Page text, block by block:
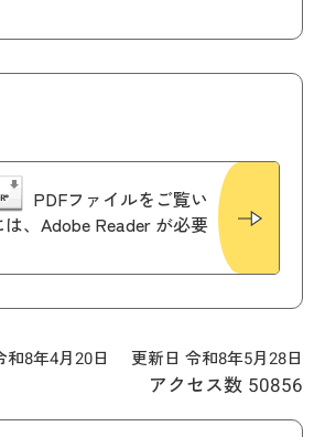
PDFファイルをご覧い
、Adobe Reader が必要
和8年4月20日 更新日 令和8年5月28日
アクセス数 50856